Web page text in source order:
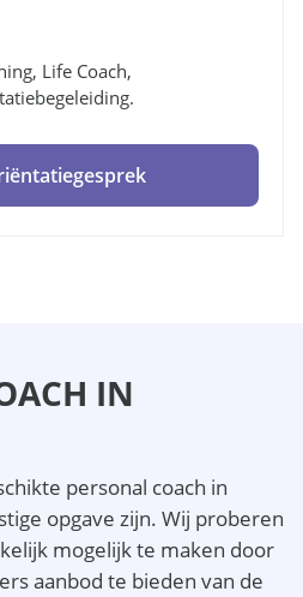
Life Coach,
IN
personal coach in
opgave zijn. Wij proberen
mogelijk te maken door
aanbod te bieden van de